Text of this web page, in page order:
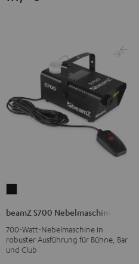
Nebelmaschine
Schwarz
beamZ S700 Nebelmaschine
700-Watt-Nebelmaschine in
robuster Ausführung für Bühne, Bar
und Club